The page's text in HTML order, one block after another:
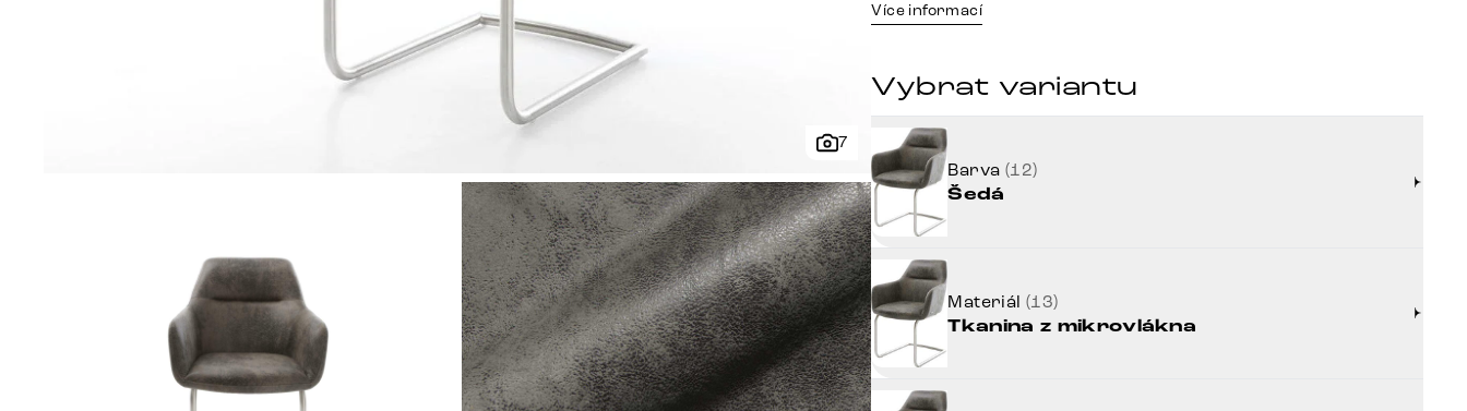
7
Více informací
Vybrat variantu
Barva (12)
Šedá
Materiál (13)
Tkanina z mikrovlákna